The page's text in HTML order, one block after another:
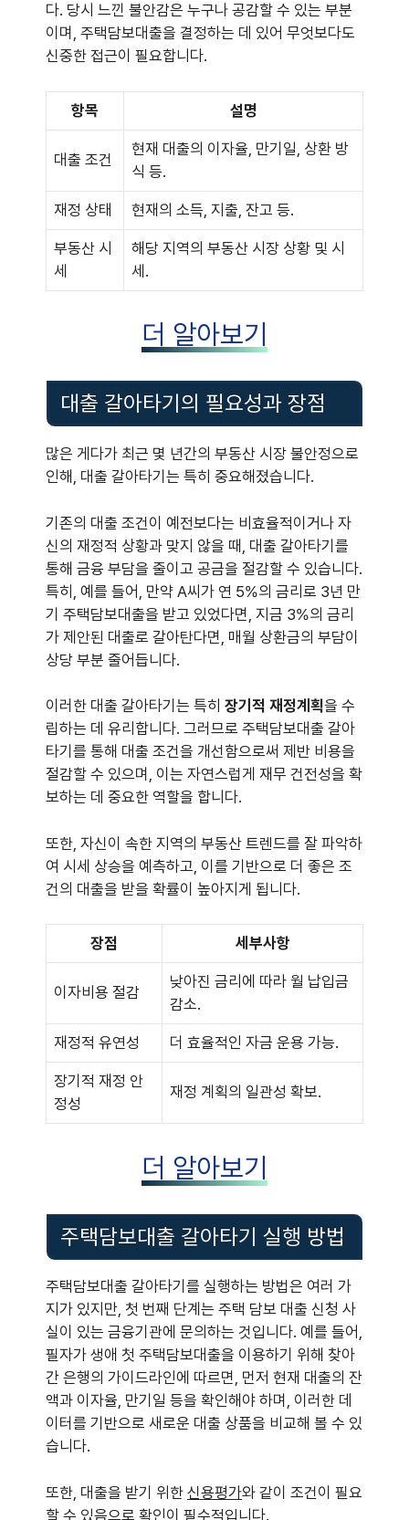
다. 당시 느낀 불안감은 누구나 공감할 수 있는 부분
이며, 주택담보대출을 결정하는 데 있어 무엇보다도
신중한 접근이 필요합니다.
항목 설명
대출 조건
현재 대출의 이자율, 만기일, 상환 방
식 등.
재정 상태 현재의 소득, 지출, 잔고 등.
부동산 시
세
해당 지역의 부동산 시장 상황 및 시
세.
더 알아보기
대출 갈아타기의 필요성과 장점
많은 게다가 최근 몇 년간의 부동산 시장 불안정으로
인해, 대출 갈아타기는 특히 중요해졌습니다.
기존의 대출 조건이 예전보다는 비효율적이거나 자
신의 재정적 상황과 맞지 않을 때, 대출 갈아타기를
통해 금융 부담을 줄이고 공금을 절감할 수 있습니다.
특히, 예를 들어, 만약 A씨가 연 5%의 금리로 3년 만
기 주택담보대출을 받고 있었다면, 지금 3%의 금리
가 제안된 대출로 갈아탄다면, 매월 상환금의 부담이
상당 부분 줄어듭니다.
이러한 대출 갈아타기는 특히 장기적 재정계획을 수
립하는 데 유리합니다. 그러므로 주택담보대출 갈아
타기를 통해 대출 조건을 개선함으로써 제반 비용을
절감할 수 있으며, 이는 자연스럽게 재무 건전성을 확
보하는 데 중요한 역할을 합니다.
또한, 자신이 속한 지역의 부동산 트렌드를 잘 파악하
여 시세 상승을 예측하고, 이를 기반으로 더 좋은 조
건의 대출을 받을 확률이 높아지게 됩니다.
장점 세부사항
이자비용 절감
낮아진 금리에 따라 월 납입금
감소.
재정적 유연성 더 효율적인 자금 운용 가능.
장기적 재정 안
정성
재정 계획의 일관성 확보.
더 알아보기
주택담보대출 갈아타기 실행 방법
주택담보대출 갈아타기를 실행하는 방법은 여러 가
지가 있지만, 첫 번째 단계는 주택 담보 대출 신청 사
실이 있는 금융기관에 문의하는 것입니다. 예를 들어,
필자가 생애 첫 주택담보대출을 이용하기 위해 찾아
간 은행의 가이드라인에 따르면, 먼저 현재 대출의 잔
액과 이자율, 만기일 등을 확인해야 하며, 이러한 데
이터를 기반으로 새로운 대출 상품을 비교해 볼 수 있
습니다.
또한, 대출을 받기 위한 신용평가와 같이 조건이 필요
할 수 있음으로 확인이 필수적입니다.